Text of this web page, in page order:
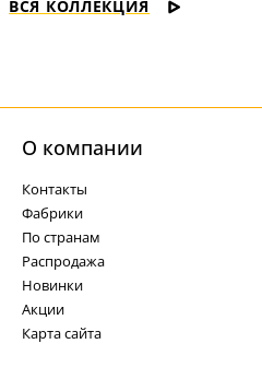
ВСЯ КОЛЛЕКЦИЯ
О компании
Контакты
Фабрики
По странам
Распродажа
Новинки
Акции
Карта сайта